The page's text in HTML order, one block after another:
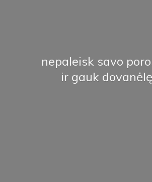
nepaleisk savo
ir gauk